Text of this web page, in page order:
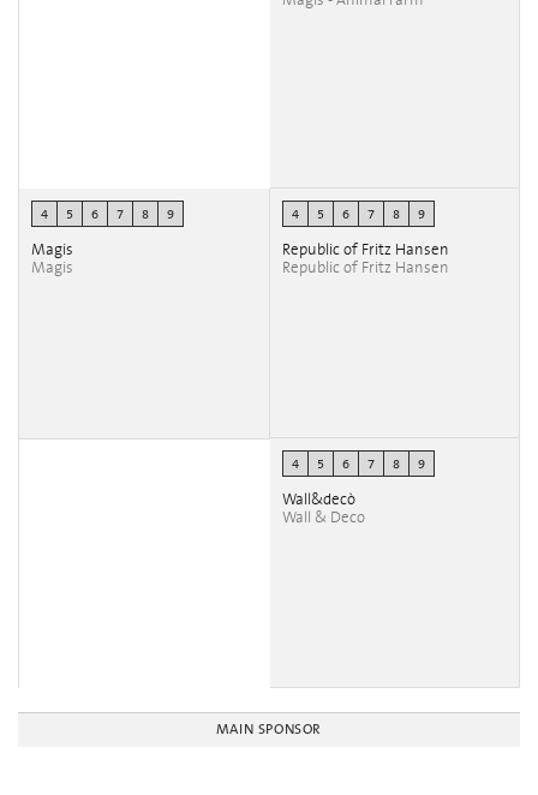
4 5 6 7 8 9
Magis
Magis
4 5 6 7 8 9
Republic of Fritz Hansen
Republic of Fritz Hansen
4 5 6 7 8 9
Wall&decò
Wall & Deco
MAIN SPONSOR